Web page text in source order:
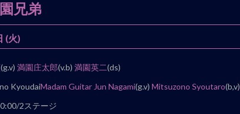
兄弟
(火)
(g.v) 満園庄太郎(v.b) 満園英二(ds)
KyoudaiMadam Guitar Jun Nagami(g.v) Mitsuzono Syoutaro(b,v)
2ステージ